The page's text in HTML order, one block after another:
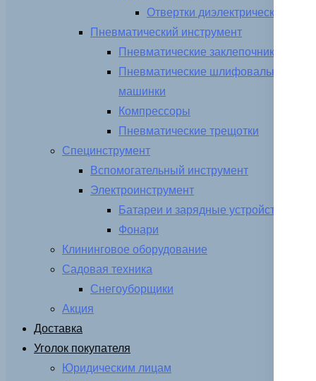
Отвертки диэлектрические
Пневматический инструмент
Пневматические заклепочники
Пневматические шлифовальные
машинки
Компрессоры
Пневматические трещотки
Специнструмент
Вспомогательный инструмент
Электроинструмент
Батареи и зарядные устройства
Фонари
Клининговое оборудование
Садовая техника
Снегоуборщики
Акция
Доставка
Уголок покупателя
Юридическим лицам